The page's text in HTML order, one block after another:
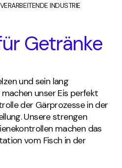
INDUSTRIE
Getränke
und sein lang
unser Eis perfekt
der Gärprozesse in der
Unsere strengen
machen das
vom Fisch in der